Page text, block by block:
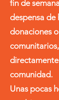
fin de
despensa de
donaciones
comunidad.
Unas pocas